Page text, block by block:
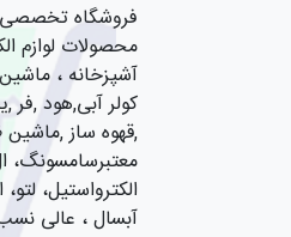
فروشگاه تخصصی
محصولات لوازم
آشپزخانه ،
کولر آبی,هود ,فر
,قهوه ساز
معتبرسامسونگ،
الکترواستیل،
آبسال ، عالی